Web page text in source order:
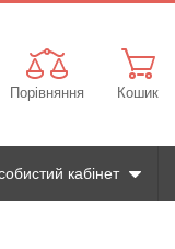
Порівняння Кошик
кабінет